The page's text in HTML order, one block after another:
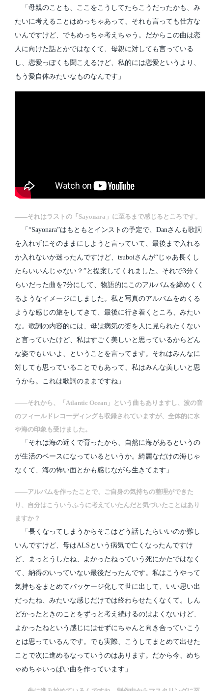
「母親のことも、ここをこうしてたらこうだったかも、み
たいに考えることはめっちゃあって、それも言っても仕方な
いんですけど、でもめっちゃ考えちゃう。だからこの曲は恋
人に向けた話とかではなくて、母親に対しても言っている
し、恋愛っぽくも聞こえるけど、私的には恋愛というより、
もう愛自体みたいなものなんです」
――それはラストの「Sayonara」に至るまで感じるところです。
「“Sayonara”はもともとインストの予定で、Danさんも歌詞
を入れずにそのままにしようと言っていて、最後まで入れる
か入れないか迷ったんですけど、tsuboiさんが“じゃあ長くし
たらいいんじゃない？”と提案してくれました。それで3分く
らいだった曲を7分にして、物語的にこのアルバムを締めくく
るようなイメージにしました。私と写真のアルバムをめくる
ような感じの旅をしてきて、最後に行き着くところ、みたい
な。歌詞の内容的には、母は病気の姿を人に見られたくない
と言っていたけど、私はすごく美しいと思っているからどん
な姿でもいいよ、ということを言ってます。それはみんなに
対しても思っていることでもあって、私はみんな美しいと思
うから。これは歌詞のままですね」
――それから、「Atlantic Ocean」という曲もありますし、波の音
のフィールドレコーディングも収録されていますが、全体的に水
や海の印象も受けました。
「それは海の近くで育ったから、自然に海があるというの
が生活のベースになっているというか。綺麗なだけの海じゃ
なくて、海の怖い面とかも感じながら生きてます」
――アルバムを作ったことで、ご自身の気持ちの整理ができた
り、自分はこういうふうに考えていたんだと気づいたことはあり
ますか？
「長くなってしまうからそこはどう話したらいいのか難し
いんですけど、母はALSという病気で亡くなったんですけ
ど、まっとうしたね、よかったねっていう死にかたではなく
て、納得のいっていない最後だったんです。私はこうやって
気持ちをまとめてパッケージ化して世に出して、いい思い出
だったね、みたいな感じだけでは終わらせたくなくて。しん
どかったときのことをずっと考え続けるのはよくないけど、
よかったねという感じにはせずにちゃんと向き合っていこう
とは思っているんです。でも実際、こうしてまとめて出せた
ことで次に進めるなっていうのはあります。だから今、めち
ゃめちゃいっぱい曲を作っています」